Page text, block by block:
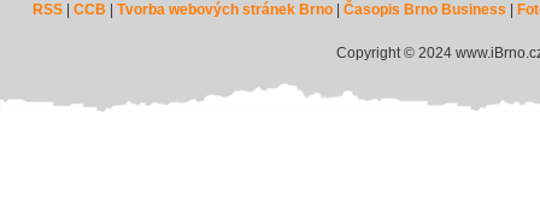
RSS |CCB |Tvorba webových stránek Brno |Časopis Brno Business
Copyright © 2024